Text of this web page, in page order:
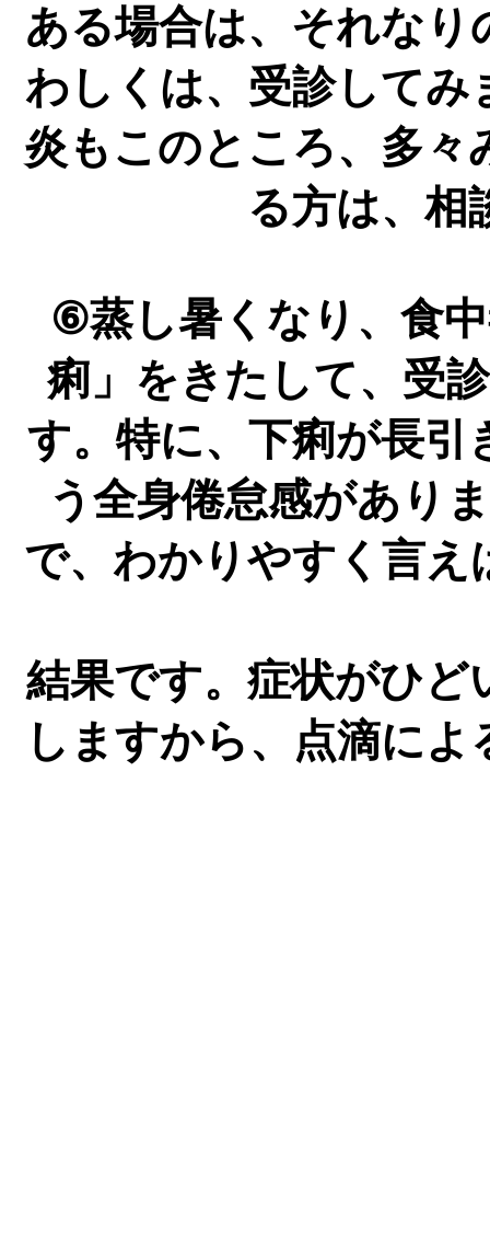
ある場合は、それな
わしくは、受診してみ
炎もこのところ、多々
る方は、相
⑥蒸し暑くなり、食
痢」をきたして、受
す。特に、下痢が長引
う全身倦怠感があり
で、わかりやすく言え
結果です。症状がひど
しますから、点滴によ